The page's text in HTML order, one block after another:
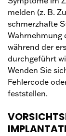
melden (z. B.
schmerzhafte
Wahrnehmung
während der
durchgeführt
Wenden Sie
Fehlercode
feststellen.